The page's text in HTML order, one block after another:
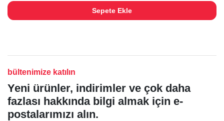
Sepete Ekle
bültenimize katılın
Yeni ürünler, indirimler ve çok daha
fazlası hakkında bilgi almak için e-
postalarımızı alın.